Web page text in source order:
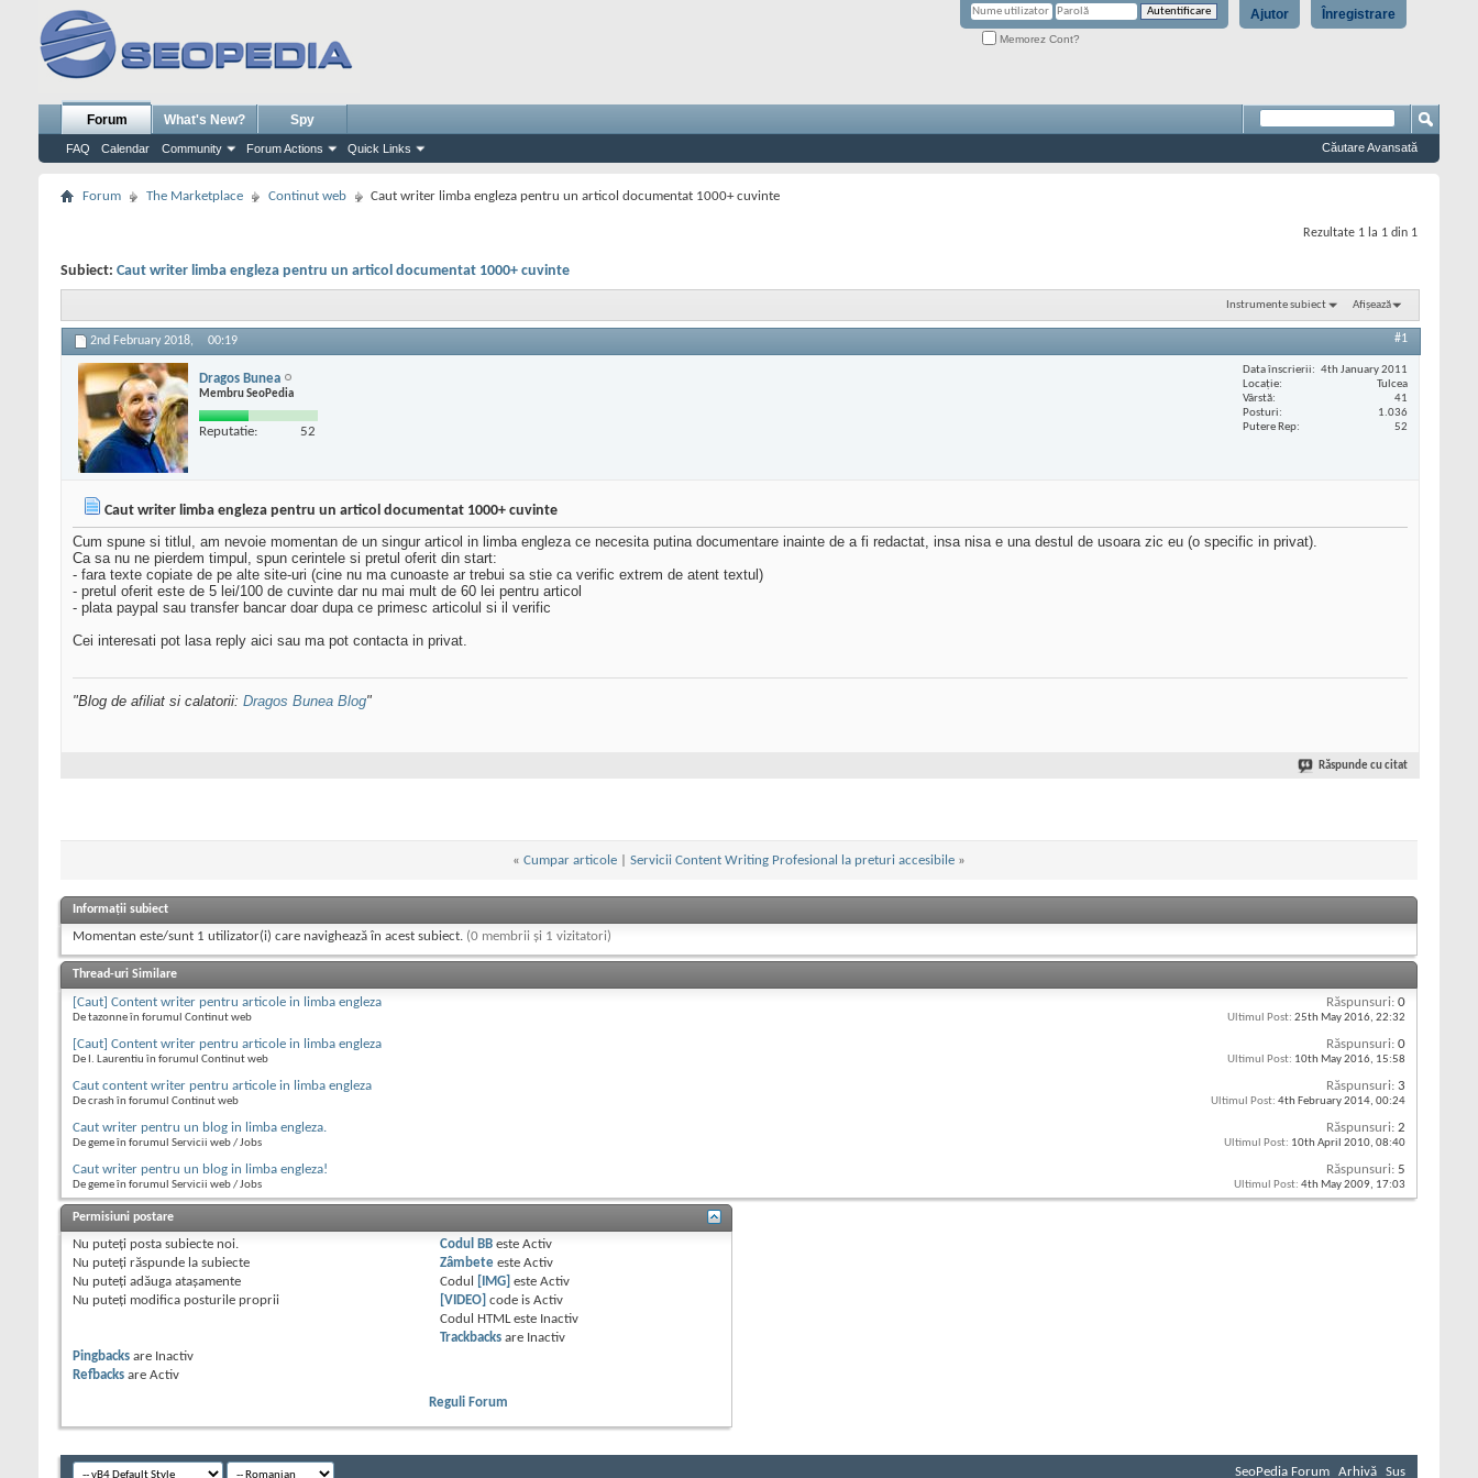
Înregistrare
Ajutor
Memorez Cont?
Forum
FAQ Calendar Community Forum Actions Quick Links
What's New? Spy
Căutare Avansată
Forum The Marketplace Continut web Caut writer limba engleza pentru un articol documentat 1000+ cuvinte
Rezultate 1 la 1 din 1
Subiect: Caut writer limba engleza pentru un articol documentat 1000+ cuvinte
Instrumente subiect Afișează
2nd February 2018, 00:19 #1
Dragos Bunea
Membru SeoPedia
Reputatie: 52
Data înscrierii
4th January 2011
Locaţie
Tulcea
Vârstă
41
Posturi
1.036
Putere Rep
52
Caut writer limba engleza pentru un articol documentat 1000+ cuvinte
Cum spune si titlul, am nevoie momentan de un singur articol in limba engleza ce necesita putina documentare inainte de a fi redactat, insa nisa e una destul de usoara zic eu (o specific in privat).
Ca sa nu ne pierdem timpul, spun cerintele si pretul oferit din start:
- fara texte copiate de pe alte site-uri (cine nu ma cunoaste ar trebui sa stie ca verific extrem de atent textul)
- pretul oferit este de 5 lei/100 de cuvinte dar nu mai mult de 60 lei pentru articol
- plata paypal sau transfer bancar doar dupa ce primesc articolul si il verific
Cei interesati pot lasa reply aici sau ma pot contacta in privat.
"Blog de afiliat si calatorii: Dragos Bunea Blog"
Răspunde cu citat
« Cumpar articole Servicii Content Writing Profesional la preturi accesibile »
Informații subiect
Momentan este/sunt 1 utilizator(i) care navighează în acest subiect. (0 membrii și 1 vizitatori)
Thread-uri Similare
[Caut] Content writer pentru articole in limba engleza
De tazonne în forumul Continut web
Răspunsuri: 0
Ultimul Post: 25th May 2016, 22:32
[Caut] Content writer pentru articole in limba engleza
De I. Laurentiu în forumul Continut web
Răspunsuri: 0
Ultimul Post: 10th May 2016, 15:58
Caut content writer pentru articole in limba engleza
De crash în forumul Continut web
Răspunsuri: 3
Ultimul Post: 4th February 2014, 00:24
Caut writer pentru un blog in limba engleza.
De geme în forumul Servicii web / Jobs
Răspunsuri: 2
Ultimul Post: 10th April 2010, 08:40
Caut writer pentru un blog in limba engleza!
De geme în forumul Servicii web / Jobs
Răspunsuri: 5
Ultimul Post: 4th May 2009, 17:03
Permisiuni postare
Nu puteţi posta subiecte noi.
Nu puteţi răspunde la subiecte
Nu puteţi adăuga ataşamente
Nu puteţi modifica posturile proprii
Codul BB esteActiv
Zâmbete esteActiv
Codul
[IMG] esteActiv
[VIDEO] code isActiv
Codul HTML este Inactiv
Trackbacks are Inactiv
Pingbacks are Inactiv
Refbacks are Activ
Reguli Forum
SeoPedia Forum Arhivă Sus